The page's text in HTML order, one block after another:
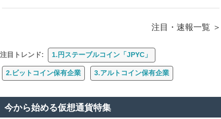
注目・速報一覧
注目トレンド: 1.円ステーブルコイン「JPYC」
2.ビットコイン保有企業 3.アルトコイン保有企業
今から始める仮想通貨特集